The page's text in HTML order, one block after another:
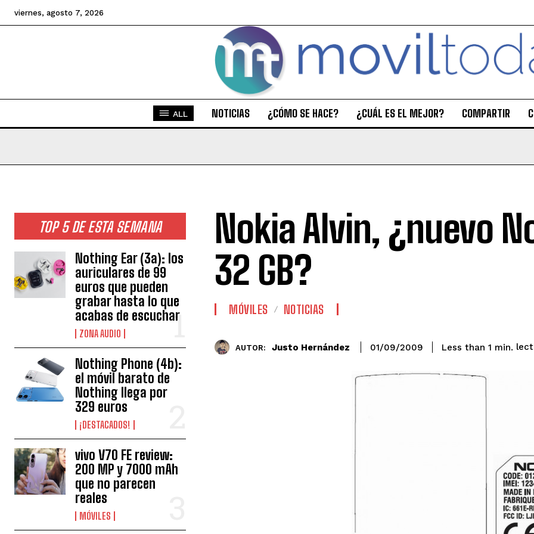
viernes, agosto 7, 2026
ALL NOTICIAS ¿CÓMO SE HACE? ¿CUÁL ES EL MEJOR? COMPARTIR
TOP 5 DE ESTA SEMANA
Nothing Ear (3a): los
auriculares de 99
euros que pueden
grabar hasta lo que
acabas de escuchar
ZONA AUDIO
Nothing Phone (4b):
el móvil barato de
Nothing llega por
329 euros
¡DESTACADOS!
vivo V70 FE review:
200 MP y 7000 mAh
que no parecen
reales
MÓVILES
Nokia Alvin, ¿nuevo
32 GB?
MÓVILES NOTICIAS
AUTOR: Justo Hernández 01/09/2009 Less than 1 min.